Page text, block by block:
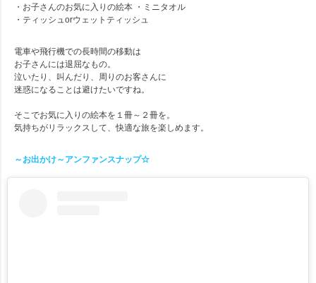
・お子さんのお気に入りの絵本 ・ミニタオル
・ティッシュorウェットティッシュ
電車や飛行機での長時間の移動は
お子さんには退屈なもの。
泣いたり、叫んだり、周りのお客さんに
迷惑になることは避けたいですね。
そこでお気に入りの絵本を１冊～２冊を。
気持ちがリラックスして、快適な旅を楽しめます。
～お出かけ～アンファンスナップ☆